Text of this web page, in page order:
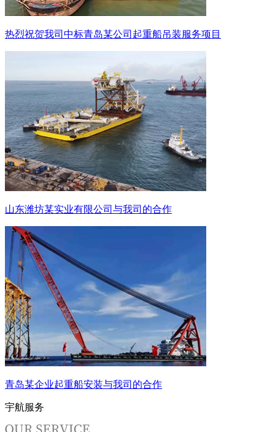
热烈祝贺我司中标青岛某公司起重船吊装服务项目
山东潍坊某实业有限公司与我司的合作
青岛某企业起重船安装与我司的合作
宇航服务